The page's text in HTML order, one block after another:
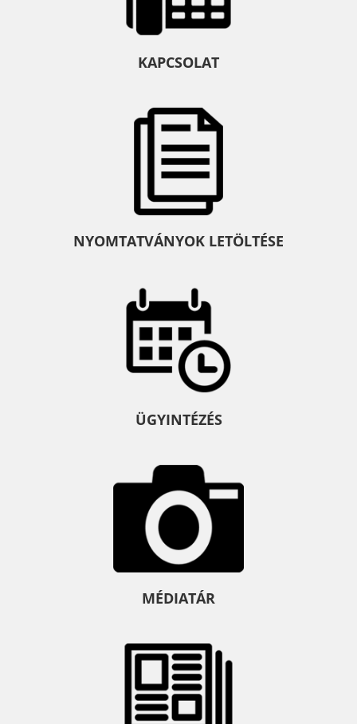
KAPCSOLAT
NYOMTATVÁNYOK LETÖLTÉSE
ÜGYINTÉZÉS
MÉDIATÁR